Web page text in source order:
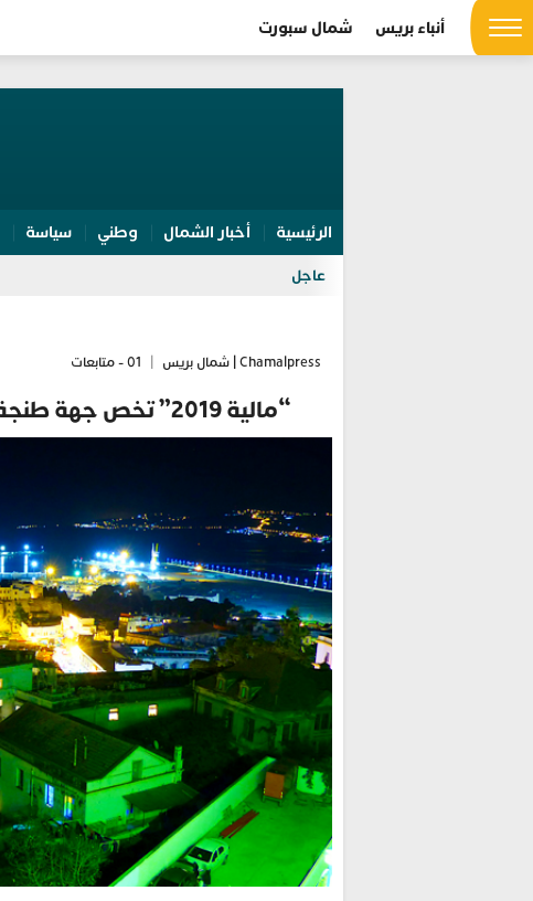
أنباء بريس شمال سبورت
الرئيسية أخبار الشمال وطني سياسة
عاجل
Chamalpress | شمال بريس 01 - متابعات
“مالية 2019” تخص جهة طنجة بأعلى نسبة من الاستثمار العمومي